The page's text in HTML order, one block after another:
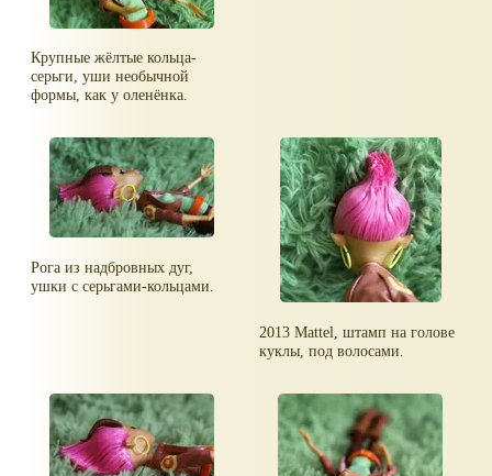
Крупные жёлтые кольца-
серьги, уши необычной
формы, как у оленёнка.
Рога из надбровных дуг,
ушки с серьгами-кольцами.
2013 Mattel, штамп на голове
куклы, под волосами.